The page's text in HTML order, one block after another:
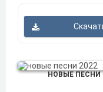
НОВЫЕ ПЕСНИ